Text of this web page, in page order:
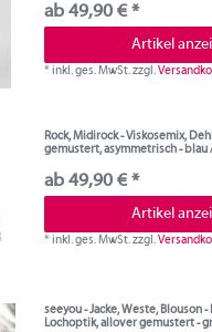
ab 49,90 € *
Artikel
*inkl. ges. MwSt.zzgl.
Rock, Midirock - Viskosemix,
gemustert, asymmetrisch -
ab 49,90 € *
Artikel
*inkl. ges. MwSt.zzgl.
seeyou - Jacke, Weste, Blouson
Lochoptik, allover gemustert -